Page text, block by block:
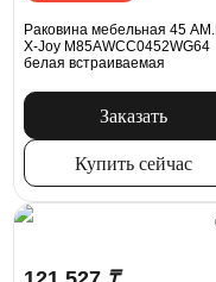
Раковина мебельная 45
X-Joy M85AWCC0452WG64
белая встраиваемая
Заказать
Купить сейчас